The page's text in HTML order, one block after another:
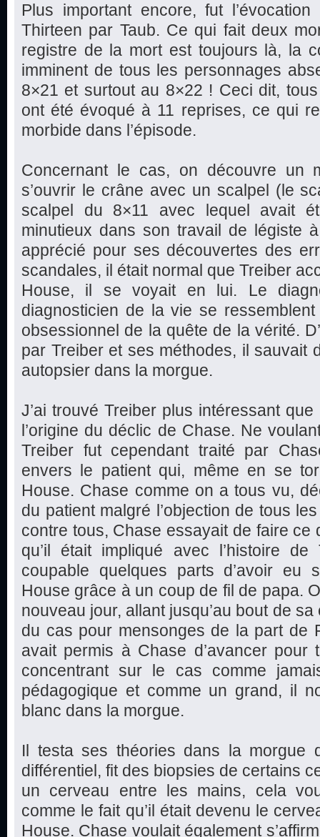
Plus important encore, fut
Thirteen par Taub. Ce qui fait deux
registre de la mort est toujours là, la
imminent de tous les personnages
8×21 et surtout au 8×22 ! Ceci dit,
ont été évoqué à 11 reprises, ce qui
morbide dans l’épisode.
Concernant le cas, on découvre un
s’ouvrir le crâne avec un scalpel (le
scalpel du 8×11 avec lequel avait
minutieux dans son travail de légiste
apprécié pour ses découvertes des
scandales, il était normal que Treiber
House, il se voyait en lui. Le
diagnosticien de la vie se
obsessionnel de la quête de la vérité.
par Treiber et ses méthodes, il sauvait
autopsier dans la morgue.
J’ai trouvé Treiber plus intéressant
l’origine du déclic de Chase. Ne
Treiber fut cependant traité par
envers le patient qui, même en se
House. Chase comme on a tous vu,
du patient malgré l’objection de tous
contre tous, Chase essayait de faire ce
qu’il était impliqué avec l’histoire
coupable quelques parts d’avoir eu
House grâce à un coup de fil de papa.
nouveau jour, allant jusqu’au bout de
du cas pour mensonges de la part de
avait permis à Chase d’avancer
concentrant sur le cas comme
pédagogique et comme un grand, il
blanc dans la morgue.
Il testa ses théories dans la morgue
différentiel, fit des biopsies de certains
un cerveau entre les mains, cela
comme le fait qu’il était devenu le
House. Chase voulait également